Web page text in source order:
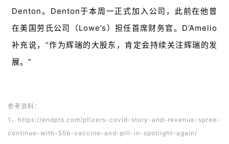
Denton。Denton于本周一正式加入公司，此前在他曾
在美国劳 氏公司（Lowe’s） 担任首席财务官。D’Amelio
补充说，“作为辉瑞的大股东，肯定会持续关注辉瑞的发
展。”
参考资料：
1、https://endpts.com/pfizers-covid-story-and-revenue-spree-
continue-with-55b-vaccine-and-pill-in-spotlight-again/